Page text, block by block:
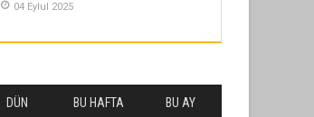
04 Eylul 2025
26 Subat 2026
DÜN BU HAFTA BU AY